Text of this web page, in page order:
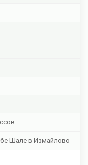
Шале в Измайлово